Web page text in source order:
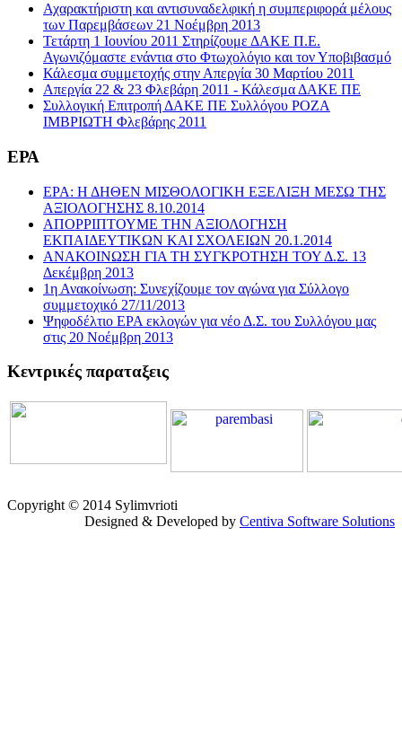
Αχαρακτήριστη και αντισυναδελφική η συμπεριφορά μέλους
των Παρεμβάσεων 21 Νοέμβρη 2013
Τετάρτη 1 Ιουνίου 2011 Στηρίζουμε ΔΑΚΕ Π.Ε.
Αγωνιζόμαστε ενάντια στο Φτωχολόγιο και τον Υποβιβασμό
Κάλεσμα συμμετοχής στην Απεργία 30 Μαρτίου 2011
Απεργία 22 & 23 Φλεβάρη 2011 - Κάλεσμα ΔΑΚΕ ΠΕ
Συλλογική Επιτροπή ΔΑΚΕ ΠΕ Συλλόγου ΡΟΖΑ
ΙΜΒΡΙΩΤΗ Φλεβάρης 2011
ΕΡΑ
ΕΡΑ: Η ΔΗΘΕΝ ΜΙΣΘΟΛΟΓΙΚΗ ΕΞΕΛΙΞΗ ΜΕΣΩ ΤΗΣ
ΑΞΙΟΛΟΓΗΣΗΣ 8.10.2014
ΑΠΟΡΡΙΠΤΟΥΜΕ ΤΗΝ ΑΞΙΟΛΟΓΗΣΗ
ΕΚΠΑΙΔΕΥΤΙΚΩΝ ΚΑΙ ΣΧΟΛΕΙΩΝ 20.1.2014
ΑΝΑΚΟΙΝΩΣΗ ΓΙΑ ΤΗ ΣΥΓΚΡΟΤΗΣΗ ΤΟΥ Δ.Σ. 13
Δεκέμβρη 2013
1η Ανακοίνωση: Συνεχίζουμε τον αγώνα για Σύλλογο
συμμετοχικό 27/11/2013
Ψηφοδέλτιο ΕΡΑ εκλογών για νέο Δ.Σ. του Συλλόγου μας
στις 20 Νοέμβρη 2013
Κεντρικές παραταξεις
Copyright © 2014 Sylimvrioti
Designed & Developed by Centiva Software Solutions